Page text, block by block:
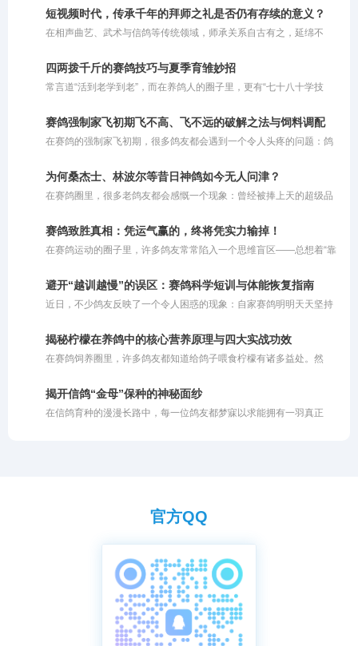
而对于赛鸽来说，爱情恰恰是它们冲破云霄、拼命飞回巢穴的最强引
擎。在比利时鸽界备受推崇的“鳏夫制”比赛策略中，正是对伴侣那份
深深的眷恋，被巧妙地转化为了赛场上锐不可当的归巢渴望。
短视频时代，传承千年的拜师之礼是否仍有存续的意义？
在相声曲艺、武术与信鸽等传统领域，师承关系自古有之，延绵不
织出了一张清晰的技艺传承图谱。然而，置身于瞬息万变的短视频时
代，当基础知识与技艺获取变得触手可得，一个引人深思的问题浮出
水面：如今，我们还需要拜师吗？
四两拨千斤的赛鸽技巧与夏季育雏妙招
常言道“活到老学到老”，而在养鸽人的圈子里，更有“七十八十学技
研超出自身脑力和体能极限的繁杂办法。其实不然，这里所说的“技
巧”，更多是指一种**“四两拨千斤”的智慧与策略**。对于年长的鸽友
而言，由于精力和体能的限制，养鸽方式理应顺势而为，巧妙借力。
赛鸽强制家飞初期飞不高、飞不远的破解之法与饲料调配
在赛鸽的强制家飞初期，很多鸽友都会遇到一个令人头疼的问题：鸽
成：一是夏季高温炎热；二是赛鸽的气囊功能尚未完全打开；三是鸽
子之前没有经历过高强度的飞行训练，体能储备不足。
为何桑杰士、林波尔等昔日神鸽如今无人问津？
在赛鸽圈里，很多老鸽友都会感慨一个现象：曾经被捧上天的超级品
不可多得的快速鸽，但是为什么现在没人提了呢？这背后折射出的，
其实是赛鸽市场残酷的商业运作规律。
赛鸽致胜真相：凭运气赢的，终将凭实力输掉！
在赛鸽运动的圈子里，许多鸽友常常陷入一个思维盲区——总想着“靠
金，最终一定会因为自身实力不足而亏出去。简而言之，即便你的鸽
子偶然飞出了好成绩，但如果你自身的养鸽水平和综合实力不够，很
容易在后续的比赛中赔回去。一味依赖运气去打比赛，注定无法在这
避开“越训越慢”的误区：赛鸽科学短训与体能恢复指南
近日，不少鸽友反映了一个令人困惑的现象：自家赛鸽明明天天坚持
归巢，如今鸽主自己都到家许久了，依然有部分赛鸽在空中徘徊。详
细了解其训练日志后不难发现，问题并非鸽子退步了，而是训练“过了
头”。
揭秘柠檬在养鸽中的核心营养原理与四大实战功效
在赛鸽饲养圈里，许多鸽友都知道给鸽子喂食柠檬有诸多益处。然
这种粗放的投喂方式未能充分挖掘柠檬的潜藏价值。柠檬之所以在禽
类养殖中备受推崇，背后有着扎实的营养学支撑。若不明就里地盲目
使用，不仅会白白浪费优质资源的核心功效，甚至可能因浓度过高或
揭开信鸽“金母”保种的神秘面纱
在信鸽育种的漫漫长路中，每一位鸽友都梦寐以求能拥有一羽真正
官方QQ